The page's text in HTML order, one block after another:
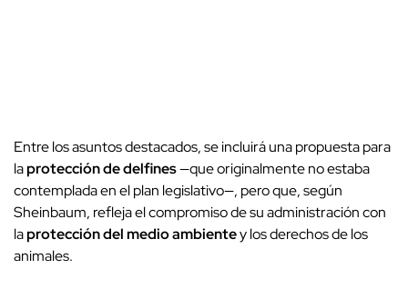
Entre los asuntos destacados, se incluirá una propuesta para
laprotección de delfines—que originalmente no estaba
contemplada en el plan legislativo—, pero que, según
Sheinbaum, refleja el compromiso de su administración con
laprotección del medio ambientey los derechos de los
animales.